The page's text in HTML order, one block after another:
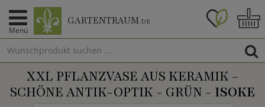
Menü
GARTENTRAUM.DE
XXL PFLANZVASE AUS KERAMIK -
SCHÖNE ANTIK-OPTIK - GRÜN - ISOKE